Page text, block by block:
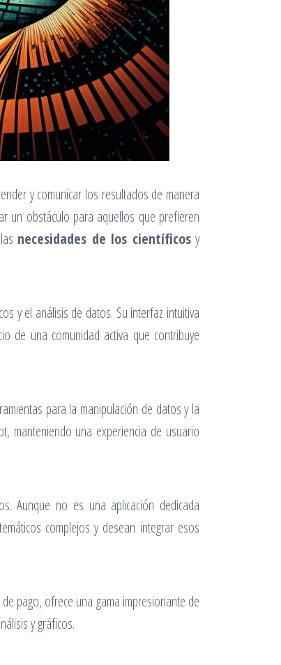
y comunicar los resultados de manera
un obstáculo para aquellos que prefieren
necesidades de los científicosy
y el análisis de datos. Su interfaz intuitiva
de una comunidad activa que contribuye
para la manipulación de datos y la
manteniendo una experiencia de usuario
Aunque no es una aplicación dedicada
complejos y desean integrar esos
pago, ofrece una gama impresionante de
y gráficos.